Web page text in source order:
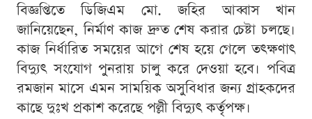
বিজ্ঞপ্তিতে ডিজিএম মো. জহির আব্বাস খান
জানিয়েছেন, নির্মাণ কাজ দ্রুত শেষ করার চেষ্টা চলছে।
কাজ নির্ধারিত সময়ের আগে শেষ হয়ে গেলে তৎক্ষণাৎ
বিদ্যুৎ সংযোগ পুনরায় চালু করে দেওয়া হবে। পবিত্র
রমজান মাসে এমন সাময়িক অসুবিধার জন্য গ্রাহকদের
কাছে দুঃখ প্রকাশ করেছে পল্লী বিদ্যুৎ কর্তৃপক্ষ।